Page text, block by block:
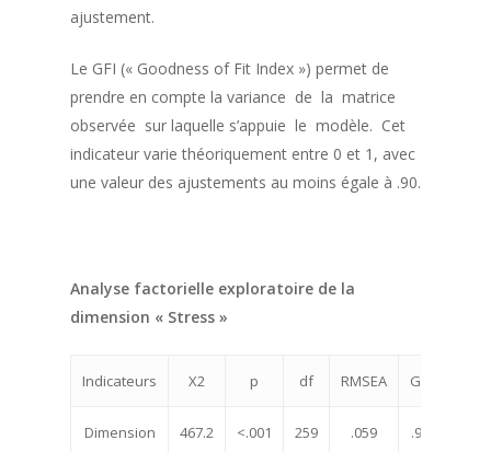
ajustement.
Le GFI (« Goodness of Fit Index ») permet de
prendre en compte la variance de la matrice
observée sur laquelle s’appuie le modèle. Cet
indicateur varie théoriquement entre 0 et 1, avec
une valeur des ajustements au moins égale à .90.
Analyse factorielle exploratoire de la
dimension « Stress »
Indicateurs X2 p df RMSEA GFI
Dimension
467.2 <.001 259 .059 .91